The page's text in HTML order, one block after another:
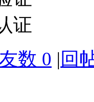
证
数 0 | 回